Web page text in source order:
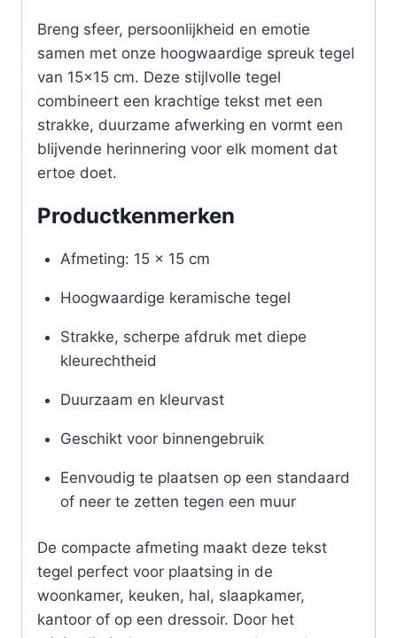
Breng sfeer, persoonlijkheid en emotie
samen met onze hoogwaardige spreuk tegel
van 15×15 cm. Deze stijlvolle tegel
combineert een krachtige tekst met een
strakke, duurzame afwerking en vormt een
blijvende herinnering voor elk moment dat
ertoe doet.
Productkenmerken
Afmeting: 15 x 15 cm
Hoogwaardige keramische tegel
Strakke, scherpe afdruk met diepe
kleurechtheid
Duurzaam en kleurvast
Geschikt voor binnengebruik
Eenvoudig te plaatsen op een standaard
of neer te zetten tegen een muur
De compacte afmeting maakt deze tekst
tegel perfect voor plaatsing in de
woonkamer, keuken, hal, slaapkamer,
kantoor of op een dressoir. Door het